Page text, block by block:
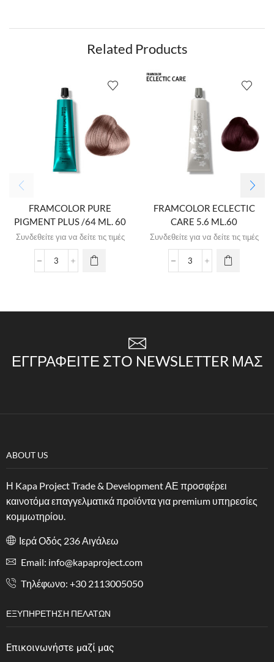
Related Products
FRAMCOLOR PURE
PIGMENT PLUS /64 ML. 60
Συνδεθείτε για να δείτε τις τιμές
FRAMCOLOR ECLECTIC
CARE 5.6 ML.60
Συνδεθείτε για να δείτε τις τιμές
ΕΓΓΡΑΦΕΊΤΕ ΣΤΟ NEWSLETTER ΜΑΣ
ABOUT US
Η Kapa Project Trade & Development ΑΕ προσφέρει
καινοτόμα επαγγελματικά προϊόντα για premium υπηρεσίες
κομμωτηρίου.
Ιερά Οδός 236 Αιγάλεω
Email: info@kapaproject.com
Tηλέφωνο: +30 2113005050
ΕΞΥΠΗΡΈΤΗΣΗ ΠΕΛΑΤΏΝ
Επικοινωνήστε μαζί μας